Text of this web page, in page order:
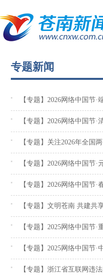
专题新闻
【专题】2026网络中国节·
【专题】2026网络中国节·
【专题】关注2026年全国
【专题】2026网络中国节·
【专题】2026网络中国节·
【专题】文明苍南 共建共
【专题】2025网络中国节·
【专题】2025网络中国节·
【专题】浙江省互联网违